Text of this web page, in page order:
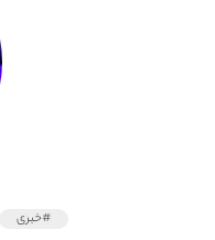
#خبری